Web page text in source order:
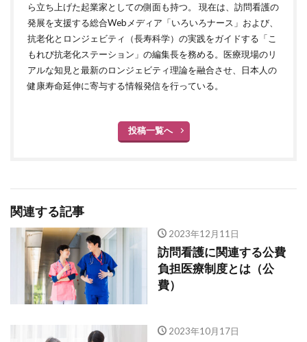
ら立ち上げた起業家としての側面も持つ。 現在は、訪問看護の
発展を支援する総合Webメディア「いろいろナース」および、
抗老化とロンジェビティ（長寿科学）の実践をガイドする「こ
もれび抗老化ステーション」の編集長を務める。医療現場のリ
アルな知見と最新のロンジェビティ理論を融合させ、日本人の
健康寿命延伸に寄与する情報発信を行っている。
投稿一覧へ
関連する記事
2023年12月11日
訪問看護に関連する公費
負担医療制度とは（公
費）
2023年10月17日